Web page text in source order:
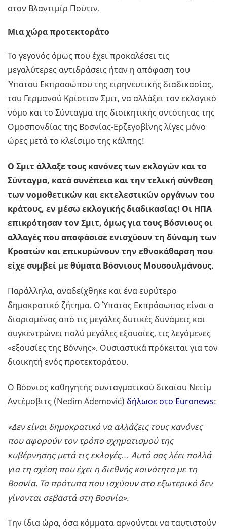
στον Βλαντιμίρ Πούτιν.
Μια χώρα προτεκτοράτο
Το γεγονός όμως που έχει προκαλέσει τις
μεγαλύτερες αντιδράσεις ήταν η απόφαση του
Ύπατου Εκπροσώπου της ειρηνευτικής διαδικασίας,
του Γερμανού Κρίστιαν Σμιτ, να αλλάξει τον εκλογικό
νόμο και το Σύνταγμα της διοικητικής οντότητας της
Ομοσπονδίας της Βοσνίας-Ερζεγοβίνης λίγες μόνο
ώρες μετά το κλείσιμο της κάλπης!
Ο Σμιτ άλλαξε τους κανόνες των εκλογών και το
Σύνταγμα, κατά συνέπεια και την τελική σύνθεση
των νομοθετικών και εκτελεστικών οργάνων του
κράτους, εν μέσω εκλογικής διαδικασίας! Οι ΗΠΑ
επικρότησαν τον Σμιτ, όμως για τους Βόσνιους οι
αλλαγές που αποφάσισε ενισχύουν τη δύναμη των
Κροατών και επικυρώνουν την εθνοκάθαρση που
είχε συμβεί με θύματα Βόσνιους Μουσουλμάνους.
Παράλληλα, αναδείχθηκε και ένα ευρύτερο
δημοκρατικό ζήτημα. Ο Ύπατος Εκπρόσωπος είναι ο
διορισμένος από τις μεγάλες δυτικές δυνάμεις και
συγκεντρώνει πολύ μεγάλες εξουσίες, τις λεγόμενες
«εξουσίες της Βόννης». Ουσιαστικά πρόκειται για τον
διοικητή ενός προτεκτοράτου.
Ο Βόσνιος καθηγητής συνταγματικού δικαίου Νετίμ
Αντέμοβιτς (Nedim Ademović) δήλωσε στο Euronews:
«Δεν είναι δημοκρατικό να αλλάζεις τους κανόνες
που αφορούν τον τρόπο σχηματισμού της
κυβέρνησης μετά τις εκλογές… Αυτό σας λέει πολλά
για τη σχέση που έχει η διεθνής κοινότητα με τη
Βοσνία. Τα πρότυπα που ισχύουν στο εξωτερικό δεν
γίνονται σεβαστά στη Βοσνία».
Την ίδια ώρα, όσα κόμματα αρνούνται να ταυτιστούν